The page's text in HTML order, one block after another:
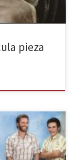
pieza
malo y